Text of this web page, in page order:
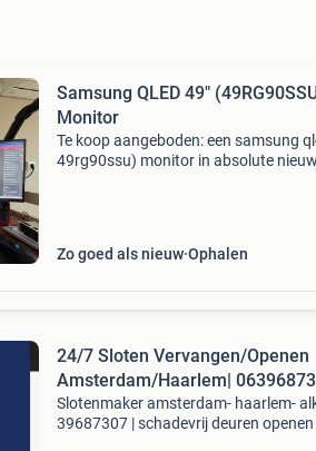
Samsung QLED 49"
Monitor
Te koop aangeboden: een samsung
49rg90ssu) monitor in absolute
Zo goed als nieuw Ophalen
24/7 Sloten Vervangen/Openen
Amsterdam/Haarlem|
Slotenmaker amsterdam- haarlem-
39687307 | schadevrij deuren